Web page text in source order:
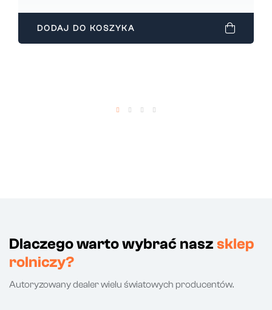
DODAJ DO KOSZYKA
Dlaczego warto wybrać nasz sklep
rolniczy?
Autoryzowany dealer wielu światowych producentów.